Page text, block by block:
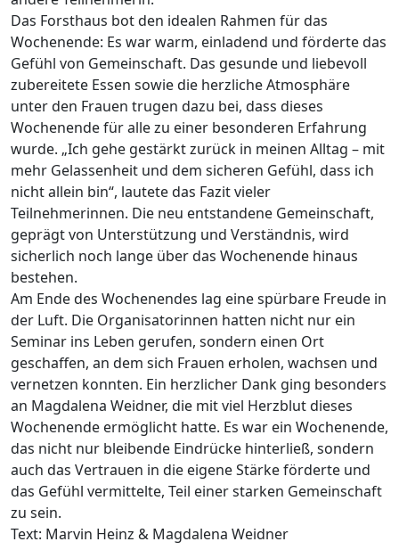
Das Forsthaus bot den idealen Rahmen für das
Wochenende: Es war warm, einladend und förderte das
Gefühl von Gemeinschaft. Das gesunde und liebevoll
zubereitete Essen sowie die herzliche Atmosphäre
unter den Frauen trugen dazu bei, dass dieses
Wochenende für alle zu einer besonderen Erfahrung
wurde. „Ich gehe gestärkt zurück in meinen Alltag – mit
mehr Gelassenheit und dem sicheren Gefühl, dass ich
nicht allein bin“, lautete das Fazit vieler
Teilnehmerinnen. Die neu entstandene Gemeinschaft,
geprägt von Unterstützung und Verständnis, wird
sicherlich noch lange über das Wochenende hinaus
bestehen.
Am Ende des Wochenendes lag eine spürbare Freude in
der Luft. Die Organisatorinnen hatten nicht nur ein
Seminar ins Leben gerufen, sondern einen Ort
geschaffen, an dem sich Frauen erholen, wachsen und
vernetzen konnten. Ein herzlicher Dank ging besonders
an Magdalena Weidner, die mit viel Herzblut dieses
Wochenende ermöglicht hatte. Es war ein Wochenende,
das nicht nur bleibende Eindrücke hinterließ, sondern
auch das Vertrauen in die eigene Stärke förderte und
das Gefühl vermittelte, Teil einer starken Gemeinschaft
zu sein.
Text: Marvin Heinz & Magdalena Weidner